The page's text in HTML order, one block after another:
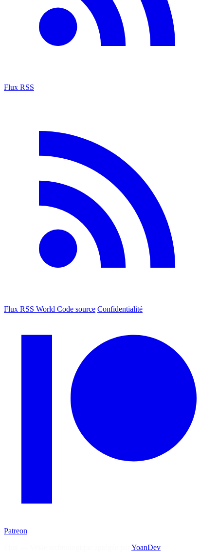
Flux RSS
Flux RSS World Code source Confidentialité
Patreon
YoanDev